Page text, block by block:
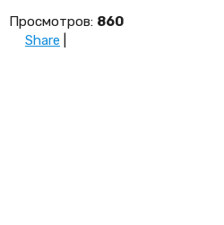
Просмотров: 860
Share